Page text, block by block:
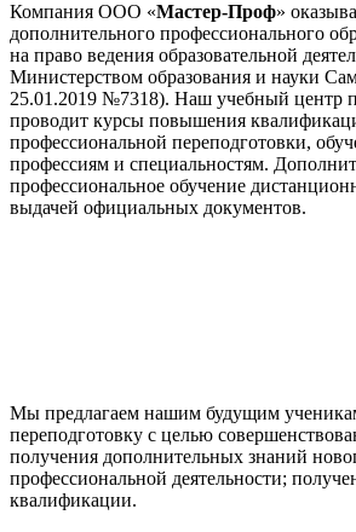
Компания ООО «Мастер-Проф»
дополнительного профессионального
на право ведения образовательной
Министерством образования и науки
25.01.2019 №7318). Наш учебный центр
проводит курсы повышения
профессиональной переподготовки,
профессиям и специальностям.
профессиональное обучение
выдачей официальных документов.
Мы предлагаем нашим будущим
переподготовку с целью
получения дополнительных знаний
профессиональной деятельности;
квалификации.